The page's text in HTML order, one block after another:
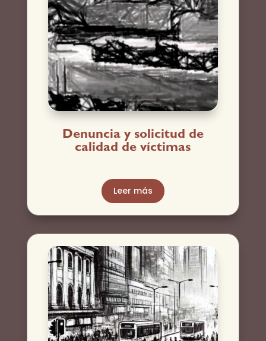
Denuncia y solicitud de
calidad de víctimas
Leer más